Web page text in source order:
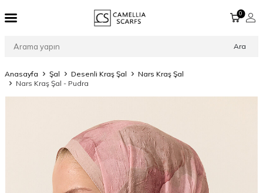
Ara
0
Anasayfa Şal Desenli Kraş Şal
Nars Kraş Şal
Nars Kraş Şal - Pudra